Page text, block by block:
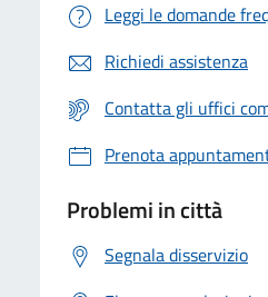
Leggi le domande
Richiedi assistenza
Contatta gli uffici
Prenota
Problemi in città
Segnala disservizio